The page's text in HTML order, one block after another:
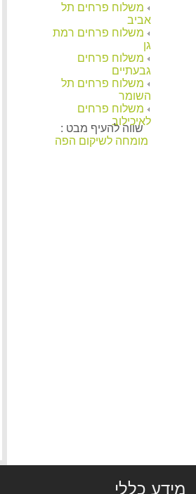
350.00 ₪
345.00 ₪
385.00 ₪
295.00 ₪
משלוח פרחים תל
אביב
משלוח פרחים רמת
גן
משלוח פרחים
גבעתיים
משלוח פרחים תל
השומר
משלוח פרחים
לאיכילוב
שווה להעיף מבט :
מומחה לשיקום הפה
מידע כללי